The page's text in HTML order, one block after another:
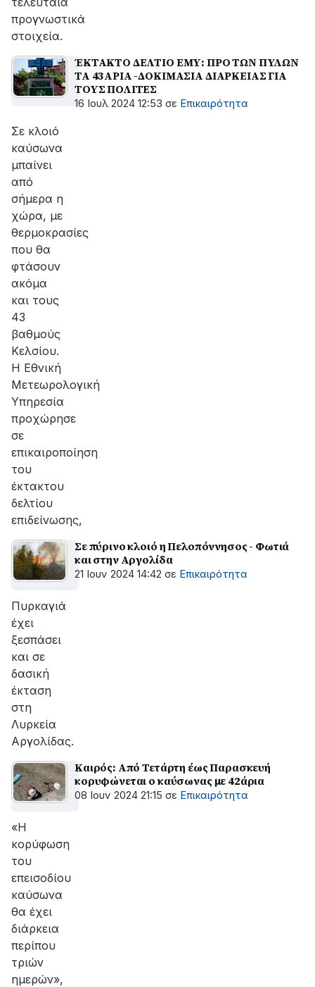
προγνωστικά
στοιχεία.
ΈΚΤΑΚΤΟ ΔΕΛΤΙΟ ΕΜΥ: ΠΡΟ ΤΩΝ ΠΥΛΩΝ
ΤΑ 43ΑΡΙΑ -ΔΟΚΙΜΑΣΙΑ ΔΙΑΡΚΕΙΑΣ ΓΙΑ
ΤΟΥΣ ΠΟΛΙΤΕΣ
16 Ιουλ 2024 12:53 σε Επικαιρότητα
Σε κλοιό
καύσωνα
μπαίνει
από
σήμερα η
χώρα, με
θερμοκρασίες
που θα
φτάσουν
ακόμα
και τους
43
βαθμούς
Κελσίου.
Η Εθνική
Μετεωρολογική
Υπηρεσία
προχώρησε
σε
επικαιροποίηση
του
έκτακτου
δελτίου
επιδείνωσης,
Σε πύρινο κλοιό η Πελοπόννησος - Φωτιά
και στην Αργολίδα
21 Ιουν 2024 14:42 σε Επικαιρότητα
Πυρκαγιά
έχει
ξεσπάσει
και σε
δασική
έκταση
στη
Λυρκεία
Αργολίδας.
Καιρός: Από Τετάρτη έως Παρασκευή
κορυφώνεται ο καύσωνας με 42άρια
08 Ιουν 2024 21:15 σε Επικαιρότητα
«Η
κορύφωση
του
επεισοδίου
καύσωνα
θα έχει
διάρκεια
περίπου
τριών
ημερών»,